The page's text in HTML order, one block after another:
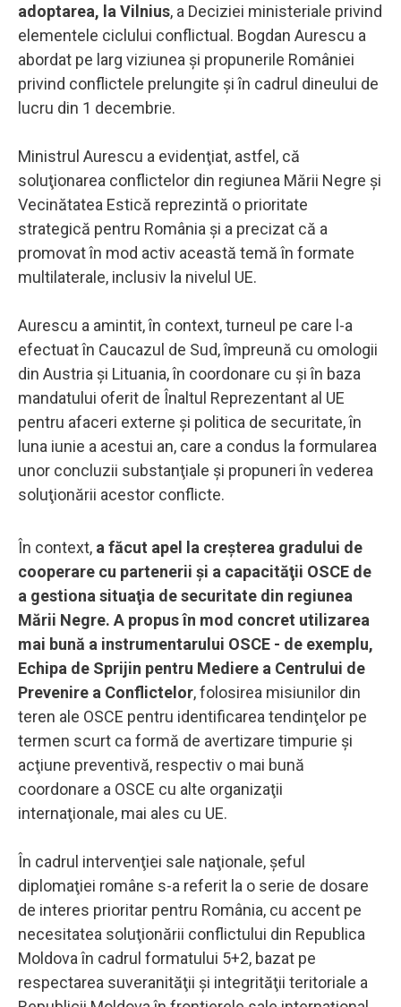
adoptarea, la Vilnius, a Deciziei ministeriale privind
elementele ciclului conflictual. Bogdan Aurescu a
abordat pe larg viziunea şi propunerile României
privind conflictele prelungite şi în cadrul dineului de
lucru din 1 decembrie.
Ministrul Aurescu a evidenţiat, astfel, că
soluţionarea conflictelor din regiunea Mării Negre şi
Vecinătatea Estică reprezintă o prioritate
strategică pentru România şi a precizat că a
promovat în mod activ această temă în formate
multilaterale, inclusiv la nivelul UE.
Aurescu a amintit, în context, turneul pe care l-a
efectuat în Caucazul de Sud, împreună cu omologii
din Austria şi Lituania, în coordonare cu şi în baza
mandatului oferit de Înaltul Reprezentant al UE
pentru afaceri externe şi politica de securitate, în
luna iunie a acestui an, care a condus la formularea
unor concluzii substanţiale şi propuneri în vederea
soluţionării acestor conflicte.
În context, a făcut apel la creşterea gradului de
cooperare cu partenerii şi a capacităţii OSCE de
a gestiona situaţia de securitate din regiunea
Mării Negre. A propus în mod concret utilizarea
mai bună a instrumentarului OSCE - de exemplu,
Echipa de Sprijin pentru Mediere a Centrului de
Prevenire a Conflictelor, folosirea misiunilor din
teren ale OSCE pentru identificarea tendinţelor pe
termen scurt ca formă de avertizare timpurie şi
acţiune preventivă, respectiv o mai bună
coordonare a OSCE cu alte organizaţii
internaţionale, mai ales cu UE.
În cadrul intervenţiei sale naţionale, şeful
diplomaţiei române s-a referit la o serie de dosare
de interes prioritar pentru România, cu accent pe
necesitatea soluţionării conflictului din Republica
Moldova în cadrul formatului 5+2, bazat pe
respectarea suveranităţii şi integrităţii teritoriale a